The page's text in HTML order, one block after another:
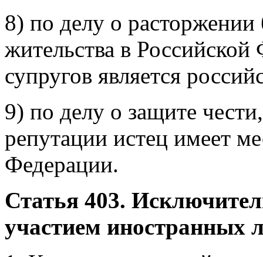
8) по делу о расторжении
жительства в
супругов является
9) по делу о защите
репутации истец имеет
Федерации.
Статья 403.
участием иностранных